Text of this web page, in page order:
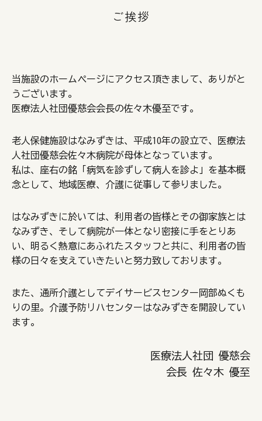
ご挨拶
当施設のホームページにアクセス頂きまして、ありがと
うございます。
医療法人社団優慈会会長の佐々木優至です。
老人保健施設はなみずきは、平成10年の設立で、医療法
人社団優慈会佐々木病院が母体となっています。
私は、座右の銘「病気を診ずして病人を診よ」を基本概
念として、地域医療、介護に従事して参りました。
はなみずきに於いては、利用者の皆様とその御家族とは
なみずき、そして病院が一体となり密接に手をとりあ
い、明るく熱意にあふれたスタッフと共に、利用者の皆
様の日々を支えていきたいと努力致しております。
また、通所介護としてデイサービスセンター岡部ぬくも
りの里。介護予防リハセンターはなみずきを開設してい
ます。
医療法人社団 優慈会
会長 佐々木 優至